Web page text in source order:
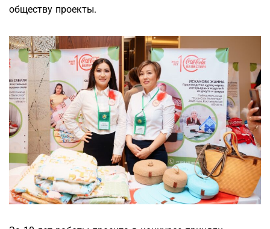
обществу проекты.